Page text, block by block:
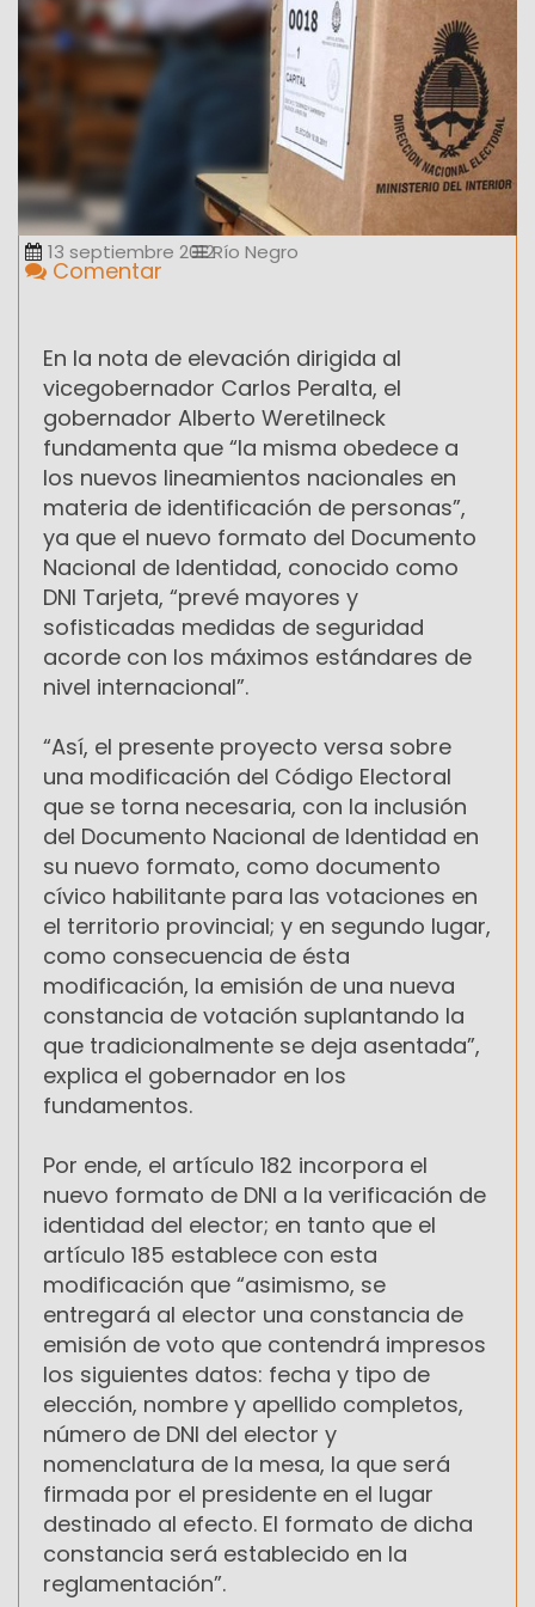
13 septiembre 2012Río Negro
Comentar
En la nota de elevación dirigida al
vicegobernador Carlos Peralta, el
gobernador Alberto Weretilneck
fundamenta que “la misma obedece a
los nuevos lineamientos nacionales en
materia de identificación de personas”,
ya que el nuevo formato del Documento
Nacional de Identidad, conocido como
DNI Tarjeta, “prevé mayores y
sofisticadas medidas de seguridad
acorde con los máximos estándares de
nivel internacional”.
“Así, el presente proyecto versa sobre
una modificación del Código Electoral
que se torna necesaria, con la inclusión
del Documento Nacional de Identidad en
su nuevo formato, como documento
cívico habilitante para las votaciones en
el territorio provincial; y en segundo lugar,
como consecuencia de ésta
modificación, la emisión de una nueva
constancia de votación suplantando la
que tradicionalmente se deja asentada”,
explica el gobernador en los
fundamentos.
Por ende, el artículo 182 incorpora el
nuevo formato de DNI a la verificación de
identidad del elector; en tanto que el
artículo 185 establece con esta
modificación que “asimismo, se
entregará al elector una constancia de
emisión de voto que contendrá impresos
los siguientes datos: fecha y tipo de
elección, nombre y apellido completos,
número de DNI del elector y
nomenclatura de la mesa, la que será
firmada por el presidente en el lugar
destinado al efecto. El formato de dicha
constancia será establecido en la
reglamentación”.